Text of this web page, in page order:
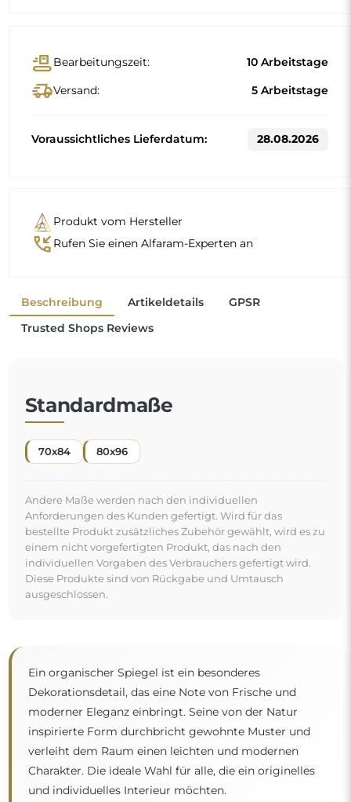
conveyor_beltBearbeitungszeit: 10 Arbeitstage
delivery_truck_speedVersand: 5 Arbeitstage
Voraussichtliches Lieferdatum: 28.08.2026
Produkt vom Hersteller
phone_callback Rufen Sie einen Alfaram-Experten an
Beschreibung Artikeldetails
GPSR
Trusted Shops Reviews
Standardmaße
70x84 80x96
Andere Maße werden nach den individuellen
Anforderungen des Kunden gefertigt. Wird für das
bestellte Produkt zusätzliches Zubehör gewählt, wird es zu
einem nicht vorgefertigten Produkt, das nach den
individuellen Vorgaben des Verbrauchers gefertigt wird.
Diese Produkte sind von Rückgabe und Umtausch
ausgeschlossen.
Ein organischer Spiegel ist ein besonderes
Dekorationsdetail, das eine Note von Frische und
moderner Eleganz einbringt. Seine von der Natur
inspirierte Form durchbricht gewohnte Muster und
verleiht dem Raum einen leichten und modernen
Charakter. Die ideale Wahl für alle, die ein originelles
und individuelles Interieur möchten.
"